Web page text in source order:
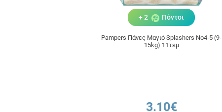
+ 2 Πόντοι
Pampers Πάνες Μαγιό Splashers No4-5 (9-
15kg) 11τεμ
3.10€